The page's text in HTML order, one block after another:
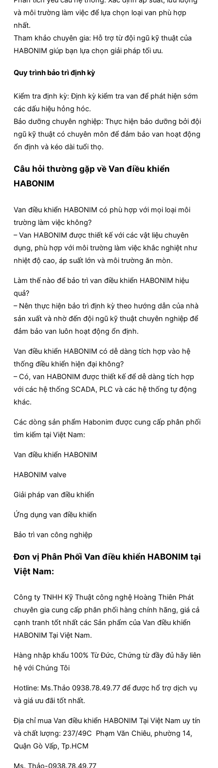
và môi trường làm việc để lựa chọn loại van phù hợp
nhất.
Tham khảo chuyên gia: Hỗ trợ từ đội ngũ kỹ thuật của
HABONIM giúp bạn lựa chọn giải pháp tối ưu.
Quy trình bảo trì định kỳ
Kiểm tra định kỳ: Định kỳ kiểm tra van để phát hiện sớm
các dấu hiệu hỏng hóc.
Bảo dưỡng chuyên nghiệp: Thực hiện bảo dưỡng bởi đội
ngũ kỹ thuật có chuyên môn để đảm bảo van hoạt động
ổn định và kéo dài tuổi thọ.
Câu hỏi thường gặp về Van điều khiển
HABONIM
Van điều khiển HABONIM có phù hợp với mọi loại môi
trường làm việc không?
– Van HABONIM được thiết kế với các vật liệu chuyên
dụng, phù hợp với môi trường làm việc khắc nghiệt như
nhiệt độ cao, áp suất lớn và môi trường ăn mòn.
Làm thế nào để bảo trì van điều khiển HABONIM hiệu
quả?
– Nên thực hiện bảo trì định kỳ theo hướng dẫn của nhà
sản xuất và nhờ đến đội ngũ kỹ thuật chuyên nghiệp để
đảm bảo van luôn hoạt động ổn định.
Van điều khiển HABONIM có dễ dàng tích hợp vào hệ
thống điều khiển hiện đại không?
– Có, van HABONIM được thiết kế để dễ dàng tích hợp
với các hệ thống SCADA, PLC và các hệ thống tự động
khác.
Các dòng sản phẩm Habonim được cung cấp phân phối
tìm kiếm tại Việt Nam:
Van điều khiển HABONIM
HABONIM valve
Giải pháp van điều khiển
Ứng dụng van điều khiển
Bảo trì van công nghiệp
Đơn vị Phân Phối Van điều khiển HABONIM tại
Việt Nam:
Công ty TNHH Kỹ Thuật công nghệ Hoàng Thiên Phát
chuyên gia cung cấp phân phối hàng chính hãng, giá cả
cạnh tranh tốt nhất các Sản phẩm của Van điều khiển
HABONIM Tại Việt Nam.
Hàng nhập khẩu 100% Từ Đức, Chứng từ đầy đủ hãy liên
hệ với Chúng Tôi
Hotline: Ms.Thảo 0938.78.49.77 để được hổ trợ dịch vụ
và giá ưu đãi tốt nhất.
Địa chỉ mua Van điều khiển HABONIM Tại Việt Nam uy tín
và chất lượng: 237/49C Phạm Văn Chiêu, phường 14,
Quận Gò Vấp, Tp.HCM
Ms. Thảo-0938.78.49.77